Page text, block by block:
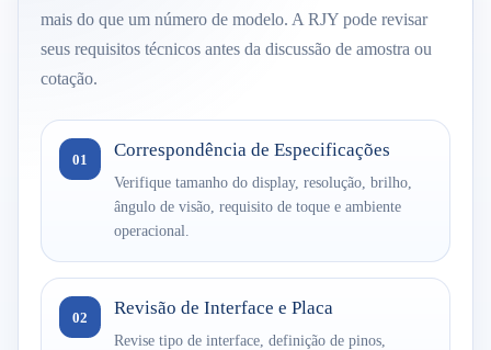
mais do que um número de modelo. A RJY pode revisar
seus requisitos técnicos antes da discussão de amostra ou
cotação.
01 Correspondência de Especificações
Verifique tamanho do display, resolução, brilho,
ângulo de visão, requisito de toque e ambiente
operacional.
02 Revisão de Interface e Placa
Revise tipo de interface, definição de pinos,